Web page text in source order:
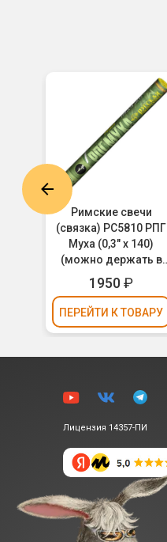
Римские свечи
(связка) РС5810 РПГ
Муха (0,3" х 140)
(можно держать в
руках)
1950₽
ПЕРЕЙТИ К ТОВАРУ
Лицензия 14357-ПИ